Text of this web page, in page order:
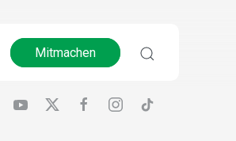
Mitmachen